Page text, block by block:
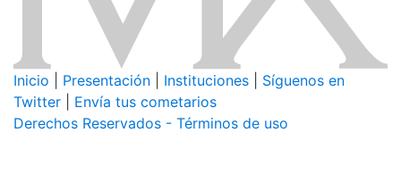
Inicio Presentación Instituciones
Síguenos en
Twitter
Envía tus cometarios
Derechos Reservados - Términos de uso